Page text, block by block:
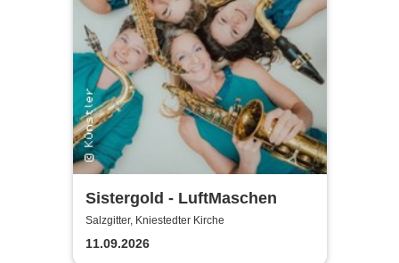
Sistergold - LuftMaschen
Salzgitter, Kniestedter Kirche
11.09.2026